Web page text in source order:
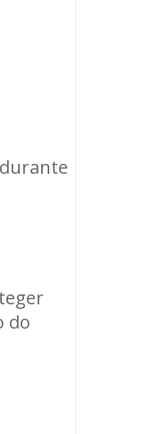
durante
do